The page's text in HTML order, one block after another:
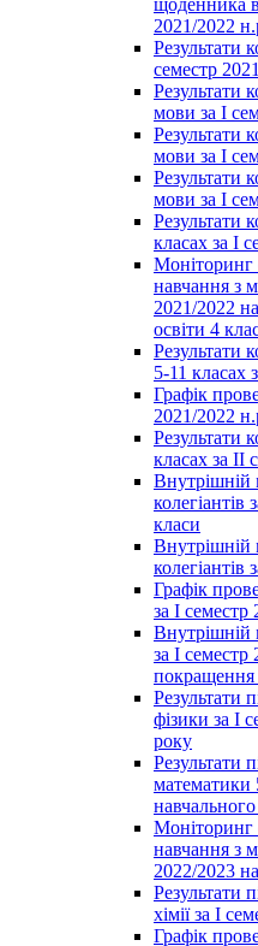
щоденника
2021/2022
Результати
семестр
Результати
мови за І
Результати
мови за І
Результати
мови за І
Результати
класах за І
Моніторинг
навчання з
2021/2022
освіти 4
Результати
5-11 класах
Графік
2021/2022
Результати
класах за
Внутрішній
колегіантів
класи
Внутрішній
Графік
за І
Внутрішній
за І
покращення
Результати
фізики за І
року
Результати
математики
Моніторинг
навчання з
2022/2023
Результати
хімії за І
Графік